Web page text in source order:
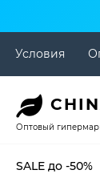
Условия
Оптовый
SALE до -50%